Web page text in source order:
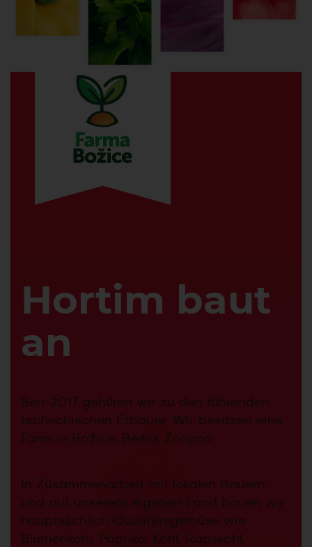
Hortim baut
an
Seit 2017 gehören wir zu den führenden
tschechischen Erbauer. Wir besitzen eine
Farm in Božice, Bezirk Znojmo.
In Zusammenarbeit mit lokalen Bauern
und auf unserem eigenen Land bauen wir
hauptsächlich Qualitätsgemüse wie
Blumenkohl, Paprika, Kohl, Rapskohl,